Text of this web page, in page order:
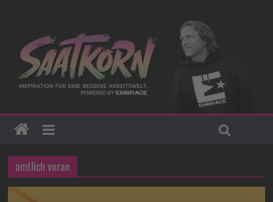
amtlich voran